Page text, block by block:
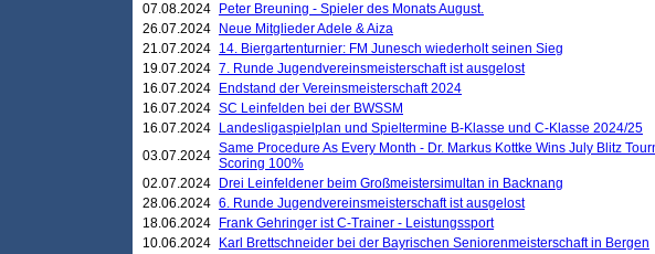
07.08.2024
Peter Breuning - Spieler des Monats August.
26.07.2024
Neue Mitglieder Adele & Aiza
21.07.2024 14. Biergartenturnier: FM Junesch wiederholt seinen Sieg
19.07.2024 7. Runde Jugendvereinsmeisterschaft ist ausgelost
16.07.2024
Endstand der Vereinsmeisterschaft 2024
16.07.2024 SC Leinfelden bei der BWSSM
16.07.2024
Landesligaspielplan und Spieltermine B-Klasse und C-Klasse 2024/25
03.07.2024 Same Procedure As Every Month - Dr. Markus Kottke Wins July Blitz
Scoring 100%
02.07.2024
Drei Leinfeldener beim Großmeistersimultan in Backnang
28.06.2024 6. Runde Jugendvereinsmeisterschaft ist ausgelost
18.06.2024
Frank Gehringer ist C-Trainer - Leistungssport
10.06.2024
Karl Brettschneider bei der Bayrischen Seniorenmeisterschaft in Bergen